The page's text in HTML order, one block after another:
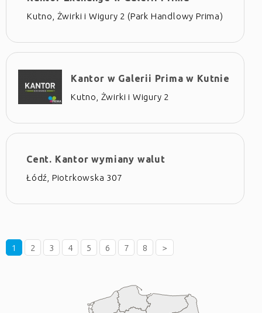
Kutno, Żwirki i Wigury 2 (Park Handlowy Prima)
Kantor w Galerii Prima w Kutnie
Kutno, Żwirki i Wigury 2
Cent. Kantor wymiany walut
Łódź, Piotrkowska 307
1 2 3 4 5 6 7 8 >